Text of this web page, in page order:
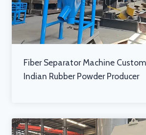
Fiber Separator Machine
Indian Rubber Powder Producer